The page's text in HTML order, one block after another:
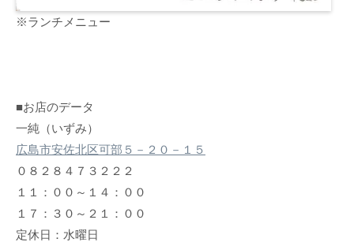
※ランチメニュー
■お店のデータ
一純（いずみ）
広島市安佐北区可部５－２０－１５
０８２８４７３２２２
１１：００～１４：００
１７：３０～２１：００
定休日：水曜日